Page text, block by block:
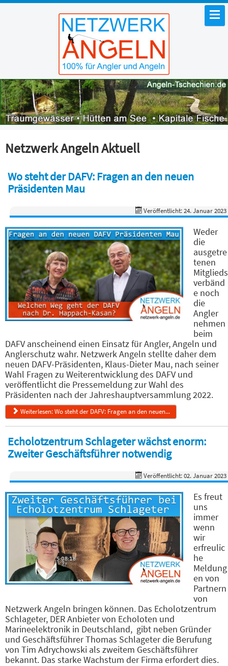
Netzwerk Angeln Aktuell
Wo steht der DAFV: Fragen an den neuen
Präsidenten Mau
Veröffentlicht: 24. Januar 2023
Weder
die
ausgetre
tenen
Mitglieds
verbänd
e noch
die
Angler
nehmen
beim
DAFV anscheinend einen Einsatz für Angler, Angeln und
Anglerschutz wahr. Netzwerk Angeln stellte daher dem
neuen DAFV-Präsidenten, Klaus-Dieter Mau, nach seiner
Wahl Fragen zu Weiterentwicklung des DAFV und
veröffentlicht die Pressemeldung zur Wahl des
Präsidenten nach der Jahreshauptversammlung 2022.
Weiterlesen: Wo steht der DAFV: Fragen an den neuen...
Echolotzentrum Schlageter wächst enorm:
Zweiter Geschäftsführer notwendig
Veröffentlicht: 02. Januar 2023
Es freut
uns
immer
wenn
wir
erfreulic
he
Meldung
en von
Partnern
von
Netzwerk Angeln bringen können. Das Echolotzentrum
Schlageter, DER Anbieter von Echoloten und
Marineelektronik in Deutschland, gibt neben Gründer
und Geschäftsführer Thomas Schlageter die Berufung
von Tim Adrychowski als zweitem Geschäftsführer
bekannt. Das starke Wachstum der Firma erfordert dies.